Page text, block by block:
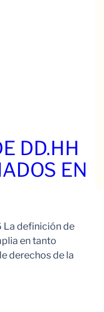
DD.HH
EN
La definición de
en tanto
derechos de la